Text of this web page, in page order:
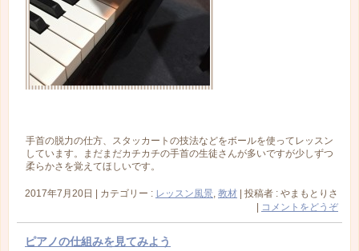
手首の脱力の仕方、スタッカートの技法などをボールを使ってレッスン
しています。まだまだカチカチの手首の生徒さんが多いですが少しずつ
柔らかさを覚えてほしいです。
2017年7月20日 カテゴリー : レッスン風景, 教材
投稿者 : やまもとりさ
コメントをどうぞ
ピアノの仕組みを見てみよう